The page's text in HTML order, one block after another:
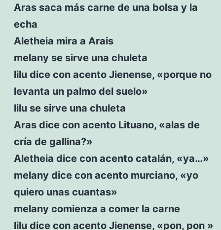
Aras saca más carne de una bolsa y la
echa
Aletheia mira a Arais
melany se sirve una chuleta
lilu dice con acento Jienense, «porque no
levanta un palmo del suelo»
lilu se sirve una chuleta
Aras dice con acento Lituano, «alas de
cría de gallina?»
Aletheia dice con acento catalán, «ya…»
melany dice con acento murciano, «yo
quiero unas cuantas»
melany comienza a comer la carne
lilu dice con acento Jienense, «pon, pon »